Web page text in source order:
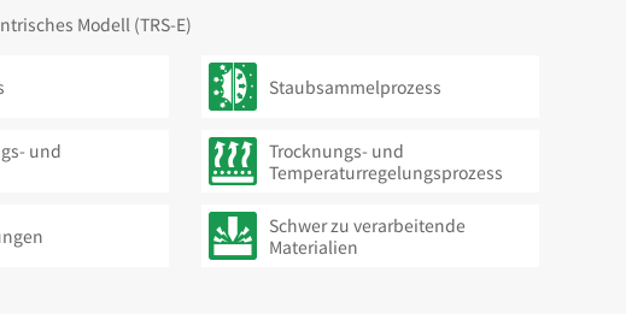
Modell (TRS-E)
Staubsammelprozess
und
Trocknungs- und
Temperaturregelungsprozess
Schwer zu verarbeitende
Materialien